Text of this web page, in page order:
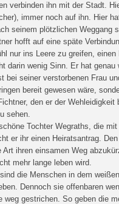
verbinden ihn mit der Stadt.
immer noch auf ihn. Hier
seinem plötzlichen Weggang
hofft auf eine späte
nur ins Leere zu greifen,
darin wenig Sinn. Er hat
bei seiner verstorbenen Frau
bereit gewesen wäre,
den er der
sehen.
Tochter Wegraths, die
er ihr einen Heiratsantrag.
ihren einsamen Weg
mehr lange leben wird.
die Menschen in dem
Dennoch sie offenbaren
gestrichen. So geben die